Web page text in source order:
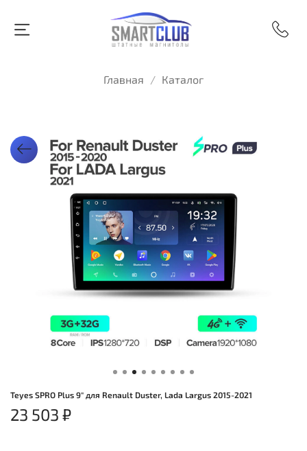
Главная Каталог
Teyes SPRO Plus 9" для Renault Duster, Lada Largus 2015-2021
23 503 ₽